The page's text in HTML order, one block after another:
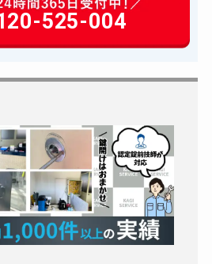
14,300円～(税込)
14,300円～(税込)
16,500円～(税込)
け 8,800円～(税込)
14,300円～(税込)
11,000円～(税込)
け 8,800円～(税込)
525-004